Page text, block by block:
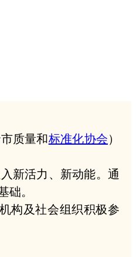
质量和标准化协会）
新活力、新动能。通
础。
构及社会组织积极参